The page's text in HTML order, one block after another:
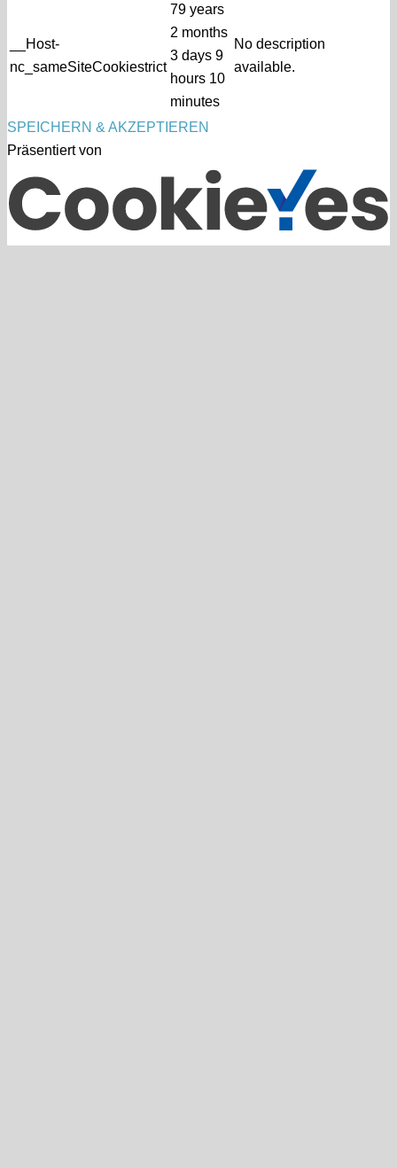
__Host-
nc_sameSiteCookiestrict
79 years
2 months
3 days 9
hours 10
minutes
No description
available.
SPEICHERN & AKZEPTIEREN
Präsentiert von